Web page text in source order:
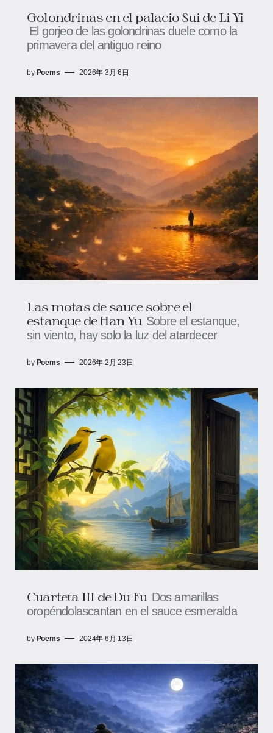
Golondrinas en el palacio Sui de Li Yi
El gorjeo de las golondrinas duele como la
primavera del antiguo reino
by Poems 2026年 3月 6日
Las motas de sauce sobre el
estanque de Han Yu Sobre el estanque,
sin viento, hay solo la luz del atardecer
by Poems 2026年 2月 23日
Cuarteta III de Du Fu Dos amarillas
oropéndolascantan en el sauce esmeralda
by Poems 2024年 6月 13日